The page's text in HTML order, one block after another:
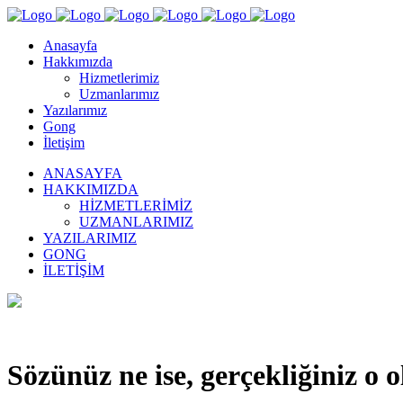
Anasayfa
Hakkımızda
Hizmetlerimiz
Uzmanlarımız
Yazılarımız
Gong
İletişim
ANASAYFA
HAKKIMIZDA
HIZMETLERIMIZ
UZMANLARIMIZ
YAZILARIMIZ
GONG
İLETIŞIM
Sözünüz ne ise, gerçekliğiniz o